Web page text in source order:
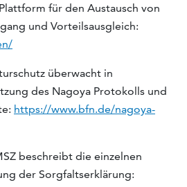
für den Austausch von
und Vorteilsausgleich:
überwacht in
des Nagoya Protokolls und
https://www.bfn.de/nagoya-
beschreibt die einzelnen
der Sorgfaltserklärung: